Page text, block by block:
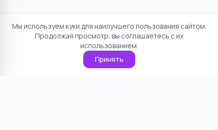
Мы используем куки для наилучшего пользования сайтом.
Продолжая просмотр, вы соглашаетесь с их
использованием.
Принять